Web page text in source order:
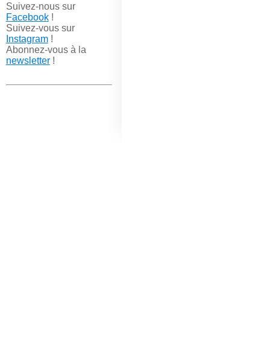
Suivez-nous sur
Facebook!
Suivez-vous sur
Instagram!
Abonnez-vous à la
newsletter!